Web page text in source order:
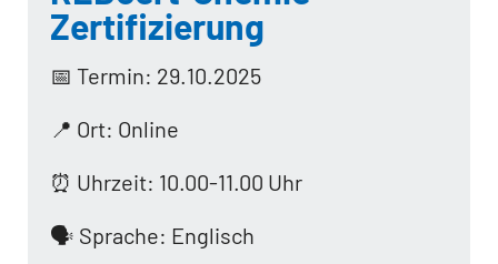
Zertifizierung
📅 Termin: 29.10.2025
📍 Ort: Online
⏰ Uhrzeit: 10.00-11.00 Uhr
🗣️ Sprache: Englisch